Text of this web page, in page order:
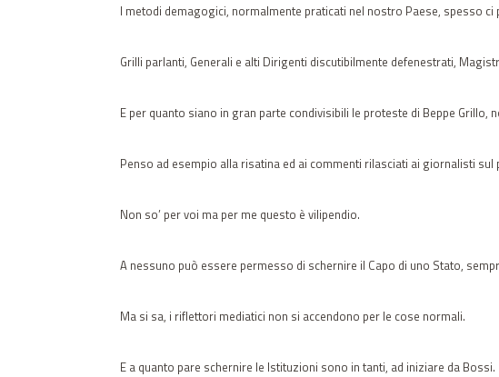
I metodi demagogici, normalmente praticati nel nostro Paese, spesso
Grilli parlanti, Generali e alti Dirigenti discutibilmente defenestrati,
E per quanto siano in gran parte condivisibili le proteste di Beppe Grillo,
Penso ad esempio alla risatina ed ai commenti rilasciati ai giornalisti
Non so’ per voi ma per me questo è vilipendio.
A nessuno può essere permesso di schernire il Capo di uno Stato,
Ma si sa, i riflettori mediatici non si accendono per le cose normali.
E a quanto pare schernire le Istituzioni sono in tanti, ad iniziare da Bossi.